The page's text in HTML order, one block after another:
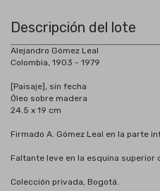
Descripción del lote
Alejandro Gómez Leal
Colombia, 1903 - 1979
[Paisaje], sin fecha
Óleo sobre madera
24.5 x 19 cm
Firmado A. Gómez Leal en la parte
Faltante leve en la esquina superior
Colección privada, Bogotá.